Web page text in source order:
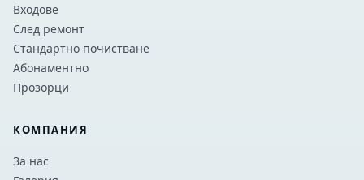
Входове
След ремонт
Стандартно почистване
Абонаментно
Прозорци
КОМПАНИЯ
За нас